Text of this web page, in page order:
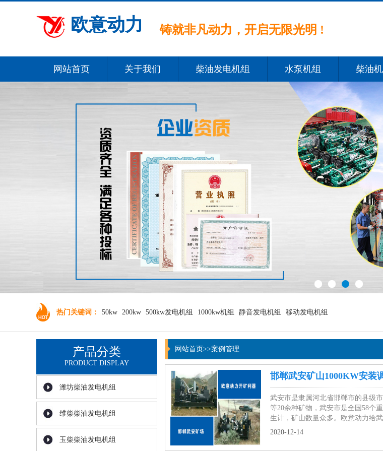
欧意动力 铸就非凡动力，开启无限光明 !
网站首页 关于我们 柴油发电机组 水泵机组 柴油机
热门关键词： 50kw 200kw 500kw发电机组 1000kw机组 静音发电机组 移动发电机组
产品分类
PRODUCT DISPLAY
潍坊柴油发电机组
维柴柴油发电机组
玉柴柴油发电机组
网站首页>>案例管理
邯郸武安矿山1000KW安装
武安市是隶属河北省邯郸市的县级
等20余种矿物，武安市是全国58个
生计，矿山数量众多。欧意动力给
2020-12-14